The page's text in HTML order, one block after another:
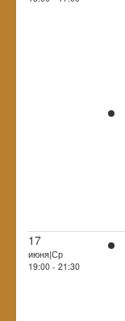
17
июня|Ср
19:00 - 21:30